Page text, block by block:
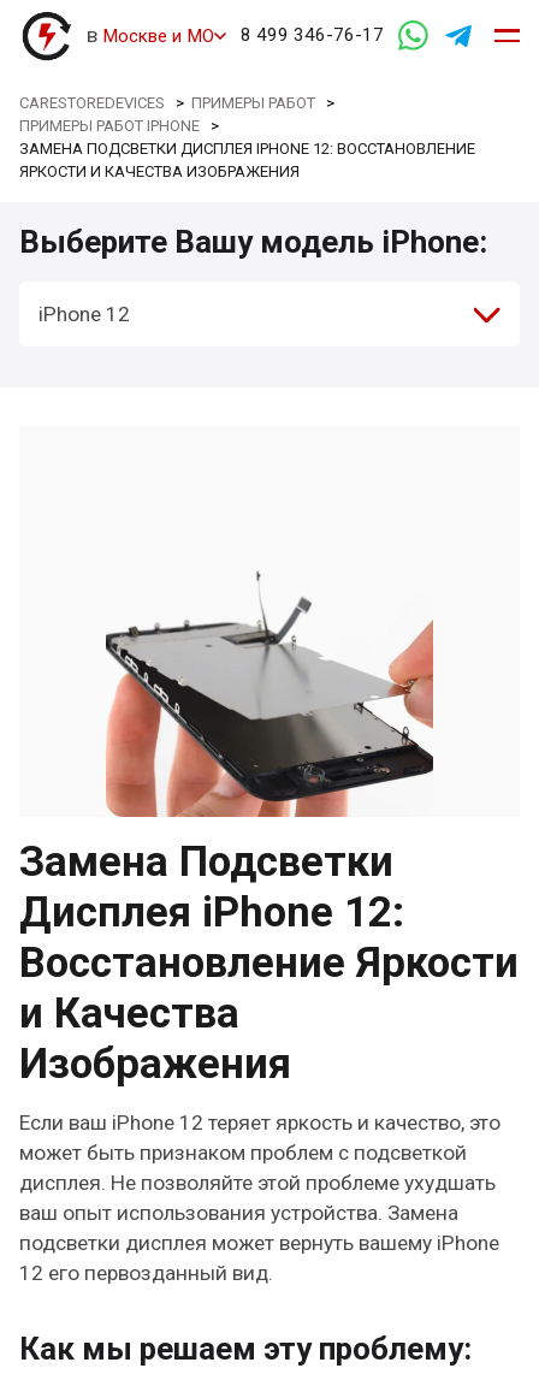
в Москве и МО 8 499 346-76-17
CARESTOREDEVICES >ПРИМЕРЫ РАБОТ >
ПРИМЕРЫ РАБОТ IPHONE >
ЗАМЕНА ПОДСВЕТКИ ДИСПЛЕЯ IPHONE 12: ВОССТАНОВЛЕНИЕ
ЯРКОСТИ И КАЧЕСТВА ИЗОБРАЖЕНИЯ
Выберите Вашу модель iPhone:
iPhone 12
Замена Подсветки
Дисплея iPhone 12:
Восстановление Яркости
и Качества
Изображения
Если ваш iPhone 12 теряет яркость и качество, это
может быть признаком проблем с подсветкой
дисплея. Не позволяйте этой проблеме ухудшать
ваш опыт использования устройства. Замена
подсветки дисплея может вернуть вашему iPhone
12 его первозданный вид.
Как мы решаем эту проблему: